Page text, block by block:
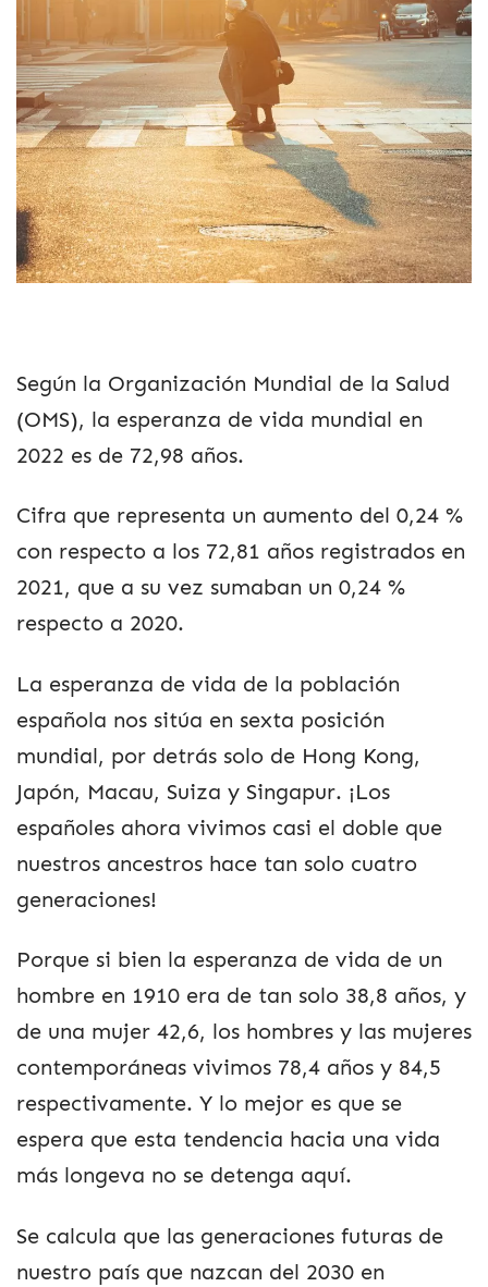
Según la Organización Mundial de la Salud
(OMS), la esperanza de vida mundial en
2022 es de 72,98 años.
Cifra que representa un aumento del 0,24 %
con respecto a los 72,81 años registrados en
2021, que a su vez sumaban un 0,24 %
respecto a 2020.
La esperanza de vida de la población
española nos sitúa en sexta posición
mundial, por detrás solo de Hong Kong,
Japón, Macau, Suiza y Singapur. ¡Los
españoles ahora vivimos casi el doble que
nuestros ancestros hace tan solo cuatro
generaciones!
Porque si bien la esperanza de vida de un
hombre en 1910 era de tan solo 38,8 años, y
de una mujer 42,6, los hombres y las mujeres
contemporáneas vivimos 78,4 años y 84,5
respectivamente. Y lo mejor es que se
espera que esta tendencia hacia una vida
más longeva no se detenga aquí.
Se calcula que las generaciones futuras de
nuestro país que nazcan del 2030 en